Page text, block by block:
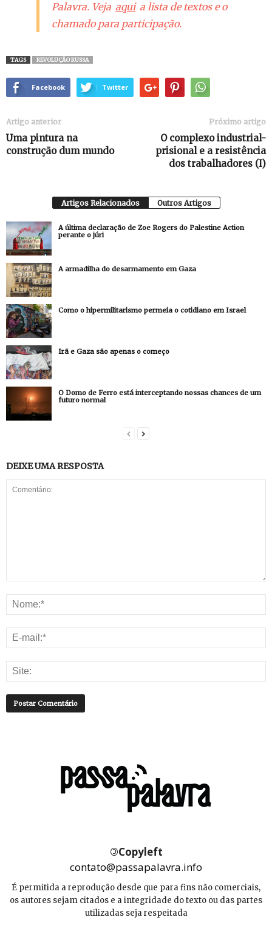
Palavra. Veja aqui a lista de textos e o
chamado para participação.
TAGS REVOLUÇÃO RUSSA
Facebook Twitter
Artigo anterior
Uma pintura na
construção dum mundo
Próximo artigo
O complexo industrial-
prisional e a resistência
dos trabalhadores (I)
Artigos Relacionados Outros Artigos
A última declaração de Zoe Rogers do Palestine Action
perante o júri
A armadilha do desarmamento em Gaza
Como o hipermilitarismo permeia o cotidiano em Israel
Irã e Gaza são apenas o começo
O Domo de Ferro está interceptando nossas chances de um
futuro normal
DEIXE UMA RESPOSTA
©Copyleft
contato@passapalavra.info
É permitida a reprodução desde que para fins não comerciais,
os autores sejam citados e a integridade do texto ou das partes
utilizadas seja respeitada